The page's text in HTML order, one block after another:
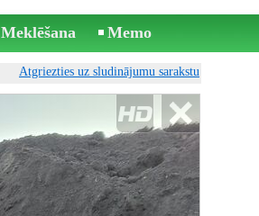
Meklēšana Memo
Atgriezties uz sludinājumu sarakstu